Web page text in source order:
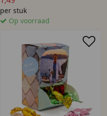
per stuk
Op voorraad